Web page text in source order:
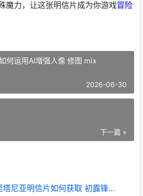
魔力，让这张明信片成为你游戏冒险
何运用AI增强人像 修图 mix
2026-06-30
下一篇 »
007初露锋芒毛里塔尼亚明信片如何获取 初露锋芒演员表